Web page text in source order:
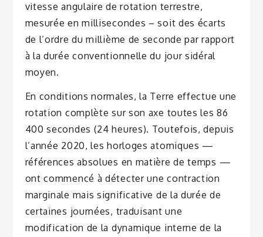
vitesse angulaire de rotation terrestre,
mesurée en millisecondes – soit des écarts
de l’ordre du millième de seconde par rapport
à la durée conventionnelle du jour sidéral
moyen.
En conditions normales, la Terre effectue une
rotation complète sur son axe toutes les 86
400 secondes (24 heures). Toutefois, depuis
l’année 2020, les horloges atomiques —
références absolues en matière de temps —
ont commencé à détecter une contraction
marginale mais significative de la durée de
certaines journées, traduisant une
modification de la dynamique interne de la